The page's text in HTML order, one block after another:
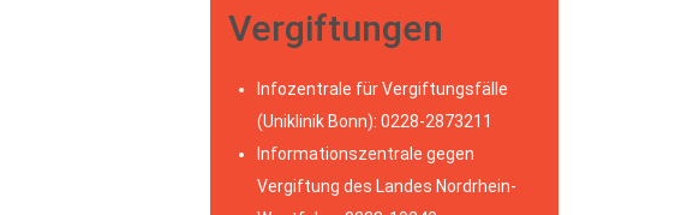
Vergiftungen
Infozentrale für Vergiftungsfälle
(Uniklinik Bonn): 0228-2873211
Informationszentrale gegen
Vergiftung des Landes Nordrhein-